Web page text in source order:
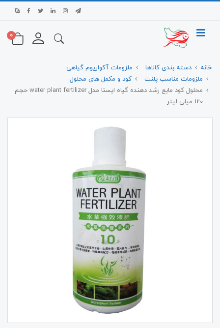
0
خانه دسته بندی کالاها
ملزومات آکواریوم گیاهی
ملزومات مناسب پلنت
کود و مکمل های محلول
محلول کود مایع رشد دهنده گیاه ایستا مدل water plant fertilizer حجم
120 میلی لیتر